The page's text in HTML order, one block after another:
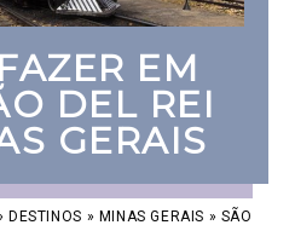
EM
DEL REI
GERAIS
DESTINOS » MINAS GERAIS » SÃO